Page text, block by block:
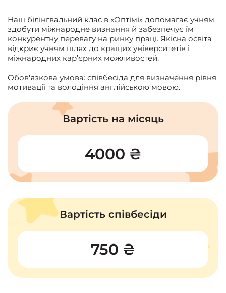
Наш білінгвальний клас в «Оптімі» допомагає учням
здобути міжнародне визнання й забезпечує їм
конкурентну перевагу на ринку праці. Якісна освіта
відкриє учням шлях до кращих університетів і
міжнародних кар’єрних можливостей.
Обов'язкова умова: співбесіда для визначення рівня
мотивації та володіння англійською мовою.
Вартість на місяць
4000 ₴
Вартість співбесіди
750 ₴